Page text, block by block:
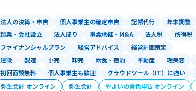
法人の決算・申告 個人事業主の確定申告 記帳代行 年末調整
起業・会社設立
法人成り 事業承継・M&A 法人税 所得税
ファイナンシャルプラン
経営アドバイス 経営計画策定
建設 製造 小売 卸売 飲食・宿泊 不動産 理美容
初回面談無料 個人事業主も歓迎 クラウドツール（IT）に強い
弥生会計 オンライン 弥生会計 やよいの青色申告 オンライン